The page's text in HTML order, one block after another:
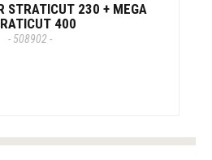
STRATICUT 230 + MEGA
400
- 508902 -